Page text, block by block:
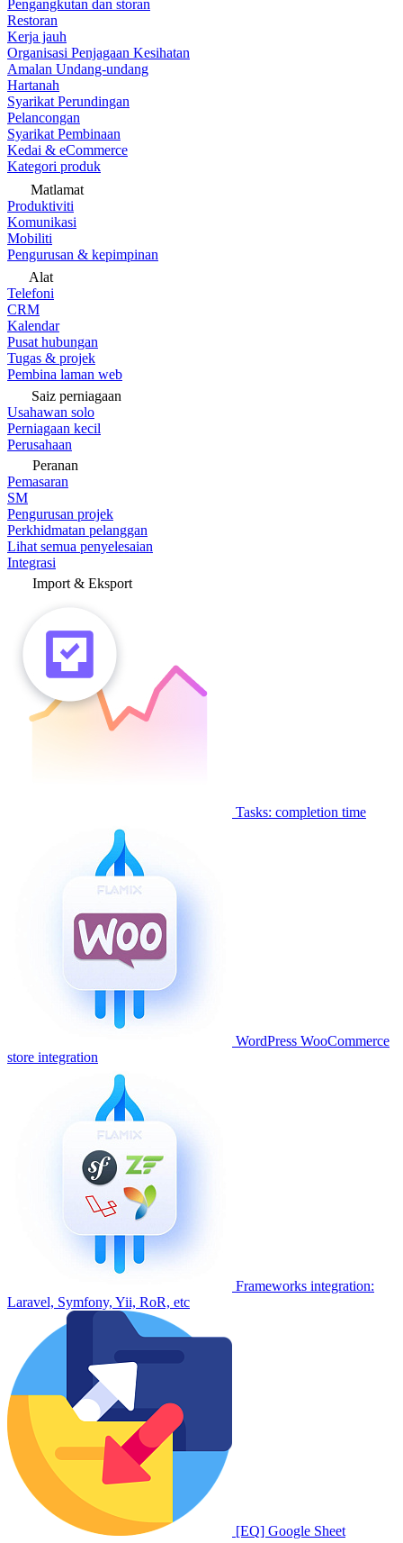
Pengangkutan dan storan
Restoran
Kerja jauh
Organisasi Penjagaan Kesihatan
Amalan Undang-undang
Hartanah
Syarikat Perundingan
Pelancongan
Syarikat Pembinaan
Kedai & eCommerce
Kategori produk
Matlamat
Produktiviti
Komunikasi
Mobiliti
Pengurusan & kepimpinan
Alat
Telefoni
CRM
Kalendar
Pusat hubungan
Tugas & projek
Pembina laman web
Saiz perniagaan
Usahawan solo
Perniagaan kecil
Perusahaan
Peranan
Pemasaran
SM
Pengurusan projek
Perkhidmatan pelanggan
Lihat semua penyelesaian
Integrasi
Import & Eksport
Tasks: completion time
WordPress WooCommerce
store integration
Frameworks integration:
Laravel, Symfony, Yii, RoR, etc
[EQ] Google Sheet